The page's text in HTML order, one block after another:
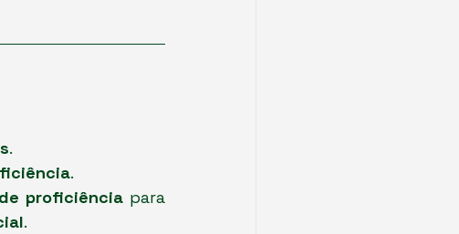
.
.
proficiência para
.